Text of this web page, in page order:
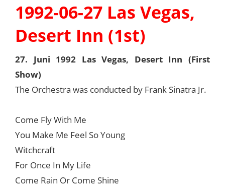
1992-06-27 Las Vegas,
Desert Inn (1st)
27. Juni 1992 Las Vegas, Desert Inn (First
Show)
The Orchestra was conducted by Frank Sinatra Jr.
Come Fly With Me
You Make Me Feel So Young
Witchcraft
For Once In My Life
Come Rain Or Come Shine